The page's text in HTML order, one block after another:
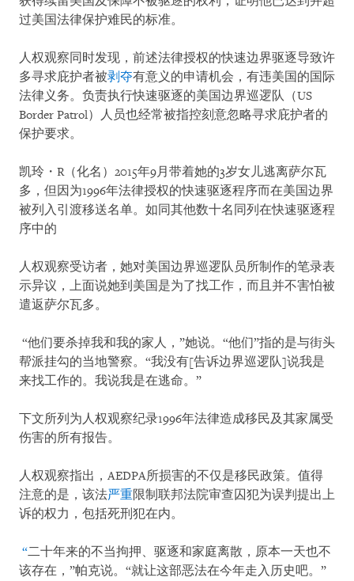
过美国法律保护难民的标准。
人权观察同时发现，前述法律授权的快速边界驱逐导致许
多寻求庇护者被剥夺有意义的申请机会，有违美国的国际
法律义务。负责执行快速驱逐的美国边界巡逻队（US
Border Patrol）人员也经常被指控刻意忽略寻求庇护者的
保护要求。
凯玲・R（化名）2015年9月带着她的3岁女儿逃离萨尔瓦
多，但因为1996年法律授权的快速驱逐程序而在美国边界
被列入引渡移送名单。如同其他数十名同列在快速驱逐程
序中的
人权观察受访者，她对美国边界巡逻队员所制作的笔录表
示异议，上面说她到美国是为了找工作，而且并不害怕被
遣返萨尔瓦多。
“他们要杀掉我和我的家人，”她说。“他们”指的是与街头
帮派挂勾的当地警察。“我没有[告诉边界巡逻队]说我是
来找工作的。我说我是在逃命。”
下文所列为人权观察纪录1996年法律造成移民及其家属受
伤害的所有报告。
人权观察指出，AEDPA所损害的不仅是移民政策。值得
注意的是，该法严重限制联邦法院审查囚犯为误判提出上
诉的权力，包括死刑犯在内。
“二十年来的不当拘押、驱逐和家庭离散，原本一天也不
该存在，”帕克说。“就让这部恶法在今年走入历史吧。”